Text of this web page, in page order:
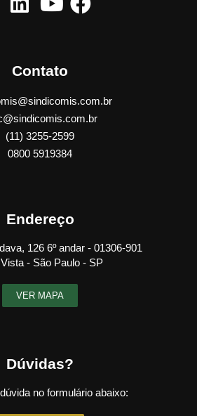
Contato
(11) 3255-2599
0800 5919384
Endereço
126 6º andar - 01306-901
- São Paulo - SP
VER MAPA
Dúvidas?
no formulário abaixo: